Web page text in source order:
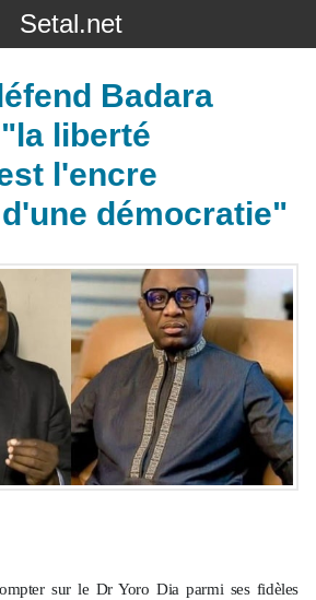
Setal.net
Badara
liberté
l'encre
démocratie"